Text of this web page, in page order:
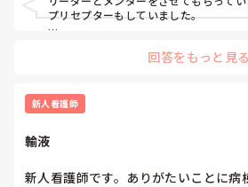
入職してすぐのオリエンテーションや
度について説明は受けていましたが、
がプリセプターなのか知りませんでし
接伝えてもらえなかったこともあり、
を感じています。
また、人見知りな性格もあって、研修
思ってしまい、なかなか声をかけるこ
プリセプターもしていました。
のことを聞いたりしています。
プリセプターの役割は、パンダコパンダ
です。ただ、勤務的にプリセプターと同
すが、みんなで１年生を教えるみたいな
ターを窓口にしている感じです。
回答をもっと見る
新人看護師
輸液
新人看護師です。ありがたいことに病